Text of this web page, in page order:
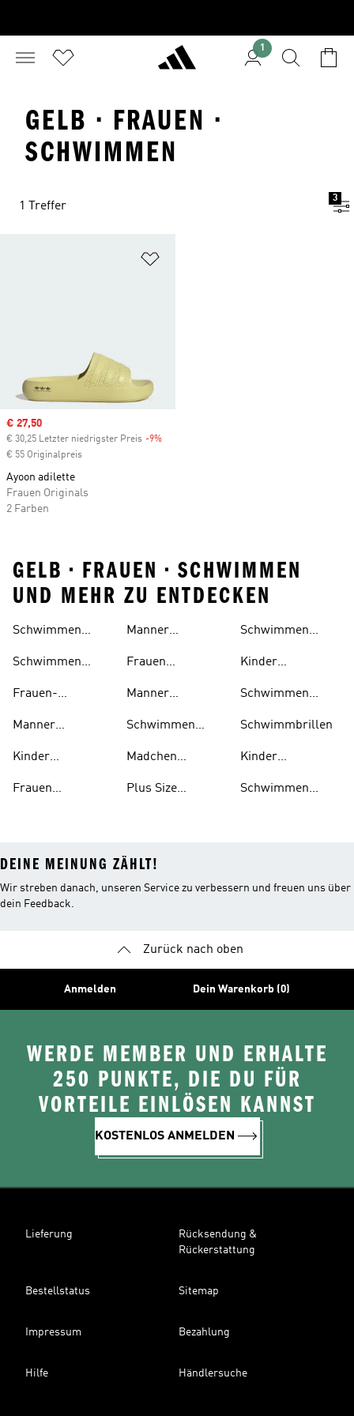
1
GELB · FRAUEN ·
SCHWIMMEN
1 Treffer
3
Sale price
€ 27,50
€ 30,25 Letzter niedrigster Preis -9%
€ 55 Originalpreis
Ayoon adilette
Frauen Originals
2 Farben
GELB • FRAUEN • SCHWIMMEN
UND MEHR ZU ENTDECKEN
Schwimmen
Schwimmen
Frauen-
Manner
Kinder
Schuhe
Frauen
Schuhe
Manner
Schuhe
Frauen
Outlet
Manner
Outlet
Schwimmen
Madchen
Plus Size
Schwimmen
Kinder
Outlet
Schwimmen
Schwimmbrillen
Kinder
Sandalen
Schwimmen
DEINE MEINUNG ZÄHLT!
Wir streben danach, unseren Service zu verbessern und freuen uns über
dein Feedback.
Zurück nach oben
Anmelden Dein Warenkorb (0)
WERDE MEMBER UND ERHALTE
250 PUNKTE, DIE DU FÜR
VORTEILE EINLÖSEN KANNST
KOSTENLOS ANMELDEN
Lieferung
Rücksendung &
Rückerstattung
Bestellstatus Sitemap
Impressum Bezahlung
Hilfe Händlersuche